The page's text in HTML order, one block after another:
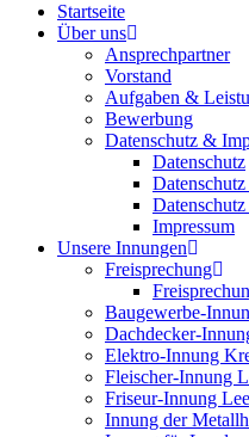
Startseite
Über uns
Ansprechpartner
Vorstand
Aufgaben &
Bewerbung
Datenschutz &
Datenschutz
Impressum
Unsere Innungen
Freisprechung
Baugewerbe-
Dachdecker-
Elektro-Innung
Fleischer-Innung
Friseur-Innung
Innung der